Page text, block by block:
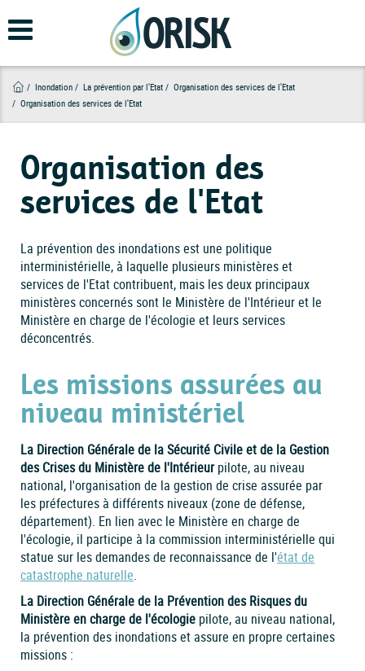
au
contenu
Inondation La prévention par l'Etat
Organisation des services de l'Etat
Organisation des services de l'Etat
Organisation des
services de l'Etat
La prévention des inondations est une politique
interministérielle, à laquelle plusieurs ministères et
services de l'Etat contribuent, mais les deux principaux
ministères concernés sont le Ministère de l'Intérieur et le
Ministère en charge de l'écologie et leurs services
déconcentrés.
Les missions assurées au
niveau ministériel
La Direction Générale de la Sécurité Civile et de la Gestion
des Crises du Ministère de l'Intérieurpilote, au niveau
national, l'organisation de la gestion de crise assurée par
les préfectures à différents niveaux (zone de défense,
département). En lien avec le Ministère en charge de
l'écologie, il participe à la commission interministérielle qui
statue sur les demandes de reconnaissance de l'état de
catastrophe naturelle.
La Direction Générale de la Prévention des Risques du
Ministère en charge de l'écologie pilote, au niveau national,
la prévention des inondations et assure en propre certaines
missions :